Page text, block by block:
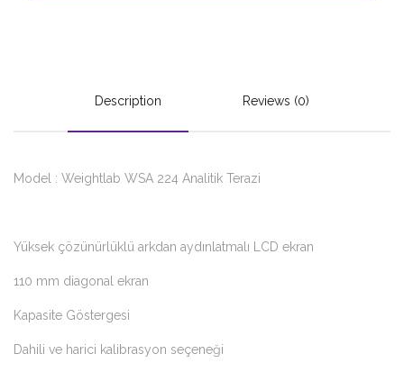
Description Reviews (0)
Model : Weightlab WSA 224 Analitik Terazi
Yüksek çözünürlüklü arkdan aydınlatmalı LCD ekran
110 mm diagonal ekran
Kapasite Göstergesi
Dahili ve harici kalibrasyon seçeneği